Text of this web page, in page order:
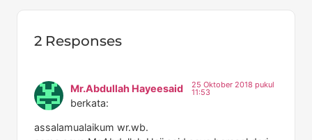
2 Responses
Mr.Abdullah Hayeesaid
berkata:
25 Oktober 2018 pukul
11:53
assalamualaikum wr.wb.